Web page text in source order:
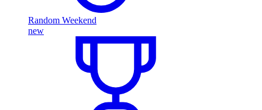
Random Weekend
new